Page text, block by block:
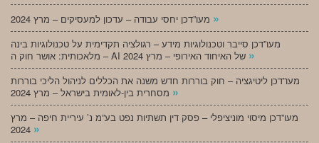
»
מעו”דכן סייבר וטכנולוגיות מידע – רגולציה תקדימית על טכנולוגיות בינה
»
מעו”דכן ליטיגציה – חוק בוררות חדש משנה את הכללים לניהול הליכי בוררות
»
מעו”דכן מיסוי מוניציפלי – פסק דין תשתיות נפט בע”מ נ’ עיריית חיפה – מרץ
»